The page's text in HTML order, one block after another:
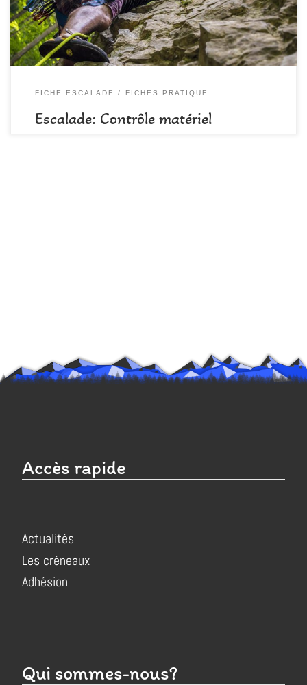
effectuer sur son matériel. Je respecte toutes […]
FICHE ESCALADE FICHES PRATIQUE
Escalade: Contrôle matériel
Accès rapide
Actualités
Les créneaux
Adhésion
Qui sommes-nous?